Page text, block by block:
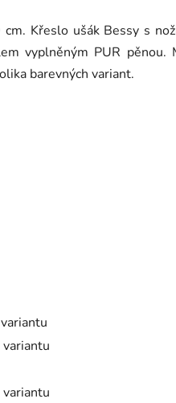
Křeslo ušák Bessy s
vyplněným PUR pěnou.
barevných variant.